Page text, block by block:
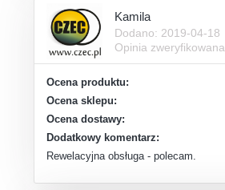
Kamila
Dodano: 2019-04-18
Opinia zweryfikowana
Ocena produktu:
Ocena sklepu:
Ocena dostawy:
Dodatkowy komentarz:
Rewelacyjna obsługa - polecam.